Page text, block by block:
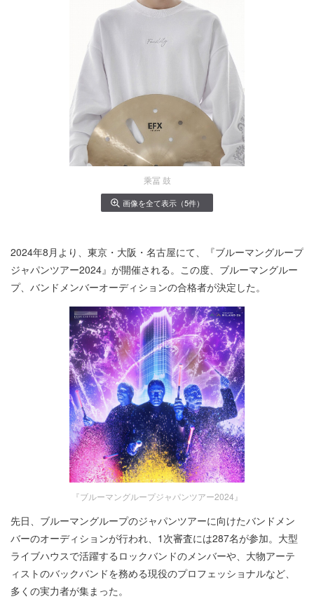
乘冨 鼓
画像を全て表示（5件）
2024年8月より、東京・大阪・名古屋にて、『ブルーマングループ
ジャパンツアー2024』が開催される。この度、ブルーマングルー
プ、バンドメンバーオーディションの合格者が決定した。
『ブルーマングループジャパンツアー2024』
先日、ブルーマングループのジャパンツアーに向けたバンドメン
バーのオーディションが行われ、1次審査には287名が参加。大型
ライブハウスで活躍するロックバンドのメンバーや、大物アーテ
ィストのバックバンドを務める現役のプロフェッショナルなど、
多くの実力者が集まった。